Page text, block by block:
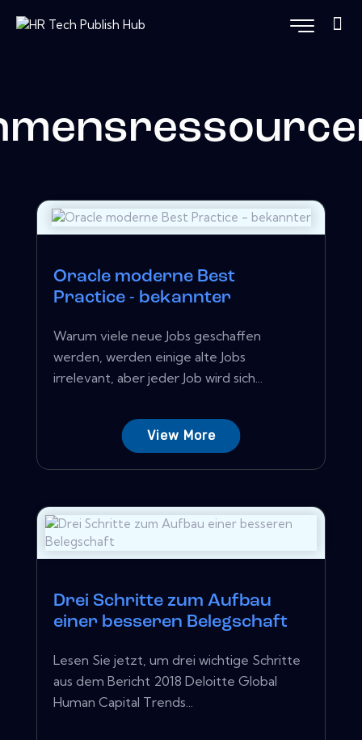
Oracle moderne Best
Practice - bekannter
Warum viele neue Jobs geschaffen
werden, werden einige alte Jobs
irrelevant, aber jeder Job wird sich...
View More
Drei Schritte zum Aufbau
einer besseren Belegschaft
Lesen Sie jetzt, um drei wichtige Schritte
aus dem Bericht 2018 Deloitte Global
Human Capital Trends...